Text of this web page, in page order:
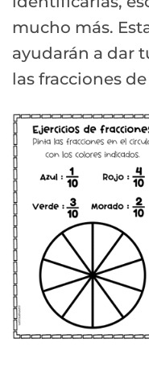
mucho más.
ayudarán a dar
las fracciones